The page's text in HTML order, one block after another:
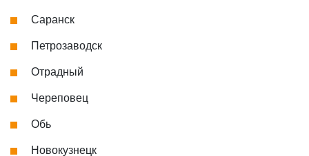
Саранск
Петрозаводск
Отрадный
Череповец
Обь
Новокузнецк